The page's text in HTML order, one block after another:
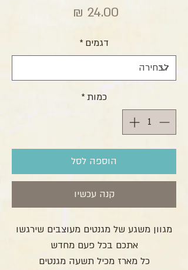
דגמים *
כמות*
הוספה לסל
קנה עכשיו
מגוון משגע של מגנטים מעוצבים שירגשו
אתכם בכל פעם מחדש
כל מארז מכיל תשעה מגנטים